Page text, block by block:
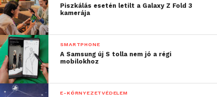
Piszkálás esetén letilt a Galaxy Z Fold 3
kamerája
SMARTPHONE
A Samsung új S tolla nem jó a régi
mobilokhoz
E-KÖRNYEZETVÉDELEM